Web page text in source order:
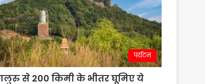
पर्यटन
से 200 किमी के भीतर घूमिए ये